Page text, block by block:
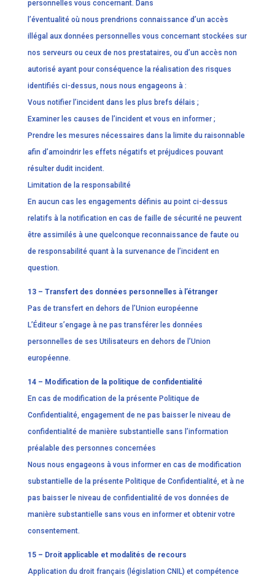
personnelles vous concernant. Dans
l’éventualité où nous prendrions connaissance d’un accès
illégal aux données personnelles vous concernant stockées sur
nos serveurs ou ceux de nos prestataires, ou d’un accès non
autorisé ayant pour conséquence la réalisation des risques
identifiés ci-dessus, nous nous engageons à :
Vous notifier l’incident dans les plus brefs délais ;
Examiner les causes de l’incident et vous en informer ;
Prendre les mesures nécessaires dans la limite du raisonnable
afin d’amoindrir les effets négatifs et préjudices pouvant
résulter dudit incident.
Limitation de la responsabilité
En aucun cas les engagements définis au point ci-dessus
relatifs à la notification en cas de faille de sécurité ne peuvent
être assimilés à une quelconque reconnaissance de faute ou
de responsabilité quant à la survenance de l’incident en
question.
13 – Transfert des données personnelles à l’étranger
Pas de transfert en dehors de l’Union européenne
L’Éditeur s’engage à ne pas transférer les données
personnelles de ses Utilisateurs en dehors de l’Union
européenne.
14 – Modification de la politique de confidentialité
En cas de modification de la présente Politique de
Confidentialité, engagement de ne pas baisser le niveau de
confidentialité de manière substantielle sans l’information
préalable des personnes concernées
Nous nous engageons à vous informer en cas de modification
substantielle de la présente Politique de Confidentialité, et à ne
pas baisser le niveau de confidentialité de vos données de
manière substantielle sans vous en informer et obtenir votre
consentement.
15 – Droit applicable et modalités de recours
Application du droit français (législation CNIL) et compétence